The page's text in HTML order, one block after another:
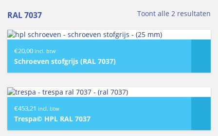
RAL 7037 Toont alle 2 resultaten
€20,00 incl. btw
Schroeven stofgrijs (RAL 7037)
€453,21 incl. btw
Trespa© HPL RAL 7037